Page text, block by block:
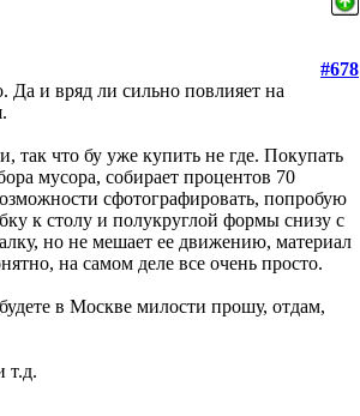
#678
Да и вряд ли сильно повлияет на
так что бу уже купить не где. Покупать
мусора, собирает процентов 70
сфотографировать, попробую
к столу и полукруглой формы снизу с
но не мешает ее движению, материал
на самом деле все очень просто.
в Москве милости прошу, отдам,
т.д.